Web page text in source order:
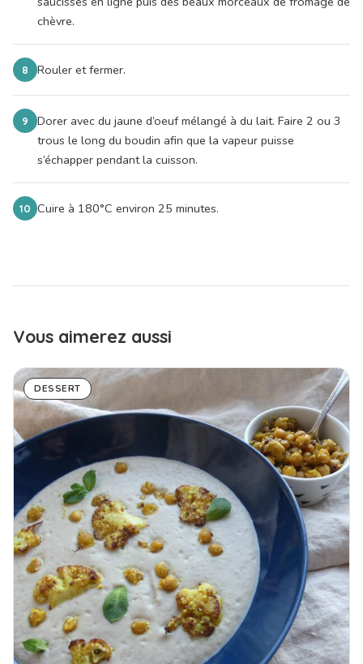
chèvre.
8 Rouler et fermer.
9
Dorer avec du jaune d’oeuf mélangé à du lait. Faire 2 ou 3
trous le long du boudin afin que la vapeur puisse
s’échapper pendant la cuisson.
10 Cuire à 180°C environ 25 minutes.
Vous aimerez aussi
DESSERT